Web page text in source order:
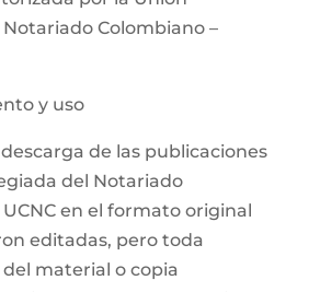
Colombiano –
y uso
de las publicaciones
del Notariado
en el formato original
editadas, pero toda
material o copia